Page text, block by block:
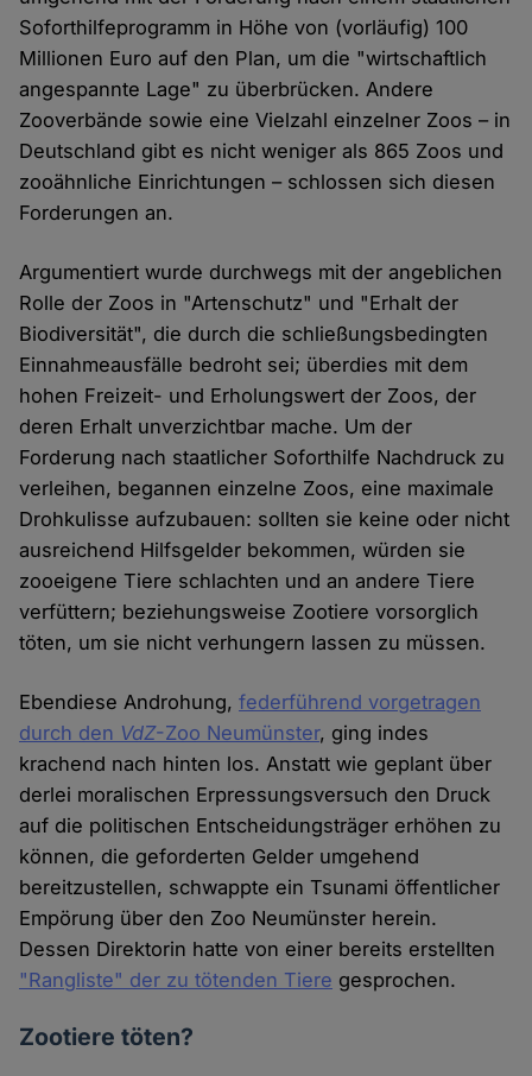
Soforthilfeprogramm in Höhe von (vorläufig) 100
Millionen Euro auf den Plan, um die "wirtschaftlich
angespannte Lage" zu überbrücken. Andere
Zooverbände sowie eine Vielzahl einzelner Zoos – in
Deutschland gibt es nicht weniger als 865 Zoos und
zooähnliche Einrichtungen – schlossen sich diesen
Forderungen an.
Argumentiert wurde durchwegs mit der angeblichen
Rolle der Zoos in "Artenschutz" und "Erhalt der
Biodiversität", die durch die schließungsbedingten
Einnahmeausfälle bedroht sei; überdies mit dem
hohen Freizeit- und Erholungswert der Zoos, der
deren Erhalt unverzichtbar mache. Um der
Forderung nach staatlicher Soforthilfe Nachdruck zu
verleihen, begannen einzelne Zoos, eine maximale
Drohkulisse aufzubauen: sollten sie keine oder nicht
ausreichend Hilfsgelder bekommen, würden sie
zooeigene Tiere schlachten und an andere Tiere
verfüttern; beziehungsweise Zootiere vorsorglich
töten, um sie nicht verhungern lassen zu müssen.
Ebendiese Androhung,federführend vorgetragen
durch den VdZ-Zoo Neumünster, ging indes
krachend nach hinten los. Anstatt wie geplant über
derlei moralischen Erpressungsversuch den Druck
auf die politischen Entscheidungsträger erhöhen zu
können, die geforderten Gelder umgehend
bereitzustellen, schwappte ein Tsunami öffentlicher
Empörung über den Zoo Neumünster herein.
Dessen Direktorin hatte von einer bereits erstellten
"Rangliste" der zu tötenden Tiere gesprochen.
Zootiere töten?